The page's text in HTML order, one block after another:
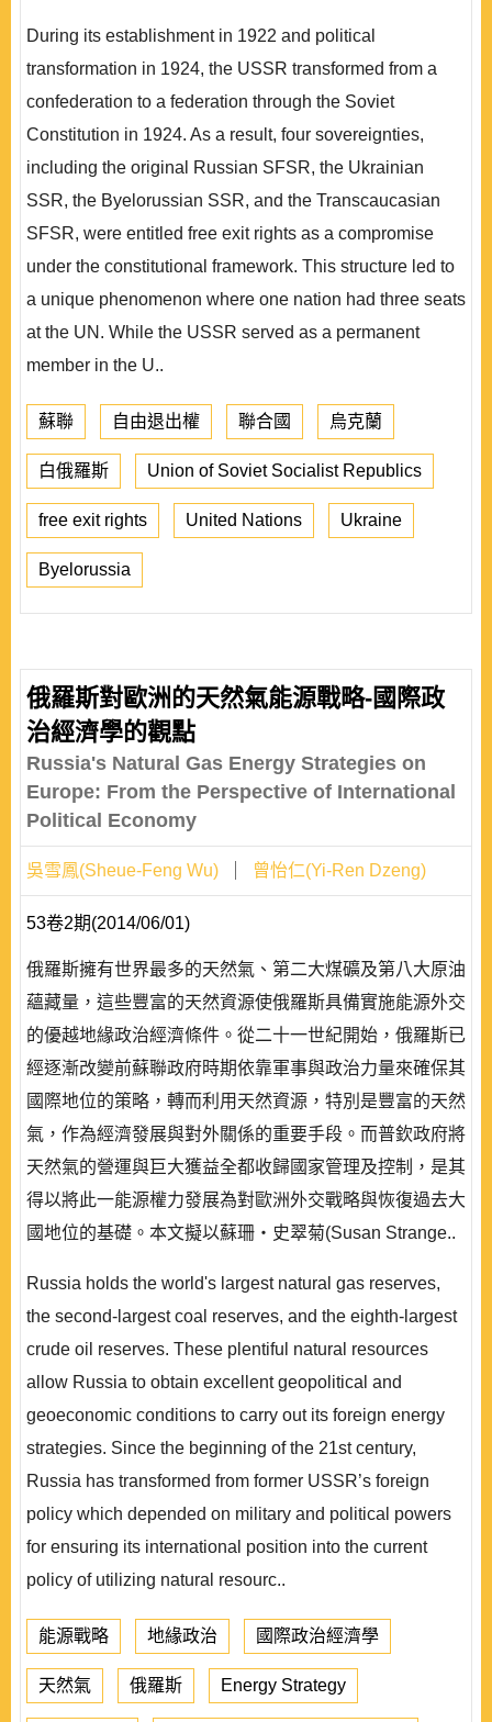
During its establishment in 1922 and political
transformation in 1924, the USSR transformed from a
confederation to a federation through the Soviet
Constitution in 1924. As a result, four sovereignties,
including the original Russian SFSR, the Ukrainian
SSR, the Byelorussian SSR, and the Transcaucasian
SFSR, were entitled free exit rights as a compromise
under the constitutional framework. This structure led to
a unique phenomenon where one nation had three seats
at the UN. While the USSR served as a permanent
member in the U..
蘇聯 自由退出權 聯合國 烏克蘭
白俄羅斯 Union of Soviet Socialist Republics
free exit rights United Nations Ukraine
Byelorussia
俄羅斯對歐洲的天然氣能源戰略-國際政
治經濟學的觀點
Russia's Natural Gas Energy Strategies on
Europe: From the Perspective of International
Political Economy
吳雪鳳(Sheue-Feng Wu) 曾怡仁(Yi-Ren Dzeng)
53卷2期(2014/06/01)
俄羅斯擁有世界最多的天然氣、第二大煤礦及第八大原油
蘊藏量，這些豐富的天然資源使俄羅斯具備實施能源外交
的優越地緣政治經濟條件。從二十一世紀開始，俄羅斯已
經逐漸改變前蘇聯政府時期依靠軍事與政治力量來確保其
國際地位的策略，轉而利用天然資源，特別是豐富的天然
氣，作為經濟發展與對外關係的重要手段。而普欽政府將
天然氣的營運與巨大獲益全都收歸國家管理及控制，是其
得以將此一能源權力發展為對歐洲外交戰略與恢復過去大
國地位的基礎。本文擬以蘇珊‧史翠菊(Susan Strange..
Russia holds the world's largest natural gas reserves,
the second-largest coal reserves, and the eighth-largest
crude oil reserves. These plentiful natural resources
allow Russia to obtain excellent geopolitical and
geoeconomic conditions to carry out its foreign energy
strategies. Since the beginning of the 21st century,
Russia has transformed from former USSR’s foreign
policy which depended on military and political powers
for ensuring its international position into the current
policy of utilizing natural resourc..
能源戰略 地緣政治 國際政治經濟學
天然氣 俄羅斯 Energy Strategy